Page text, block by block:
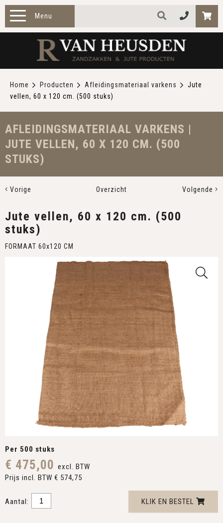
Menu
ZAKELIJK
TOEPASSINGEN
OVER ONS
Home Producten Afleidingsmateriaal varkens
Jute
vellen, 60 x 120 cm. (500 stuks)
AFLEIDINGSMATERIAAL VARKENS |
JUTE VELLEN, 60 X 120 CM. (500
STUKS)
Vorige Overzicht Volgende
Jute vellen, 60 x 120 cm. (500
stuks)
FORMAAT 60x120 CM
Per 500 stuks
€ 475,00 excl. BTW
Prijs incl. BTW € 574,75
Aantal: KLIK EN BESTEL